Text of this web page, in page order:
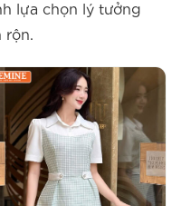
lựa chọn lý tưởng
rộn.